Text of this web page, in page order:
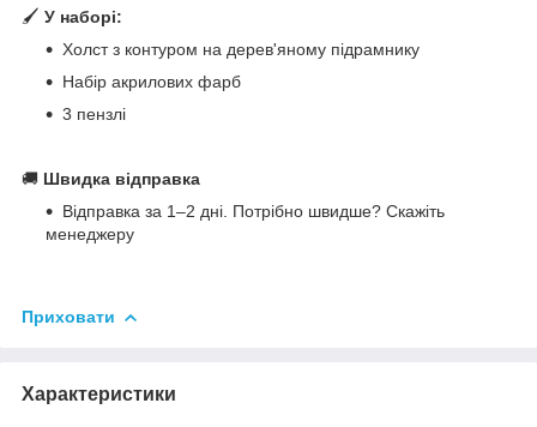
🖌 У наборі:
Холст з контуром на дерев'яному підрамнику
Набір акрилових фарб
3 пензлі
🚚 Швидка відправка
Відправка за 1–2 дні. Потрібно швидше? Скажіть
менеджеру
Приховати
Характеристики